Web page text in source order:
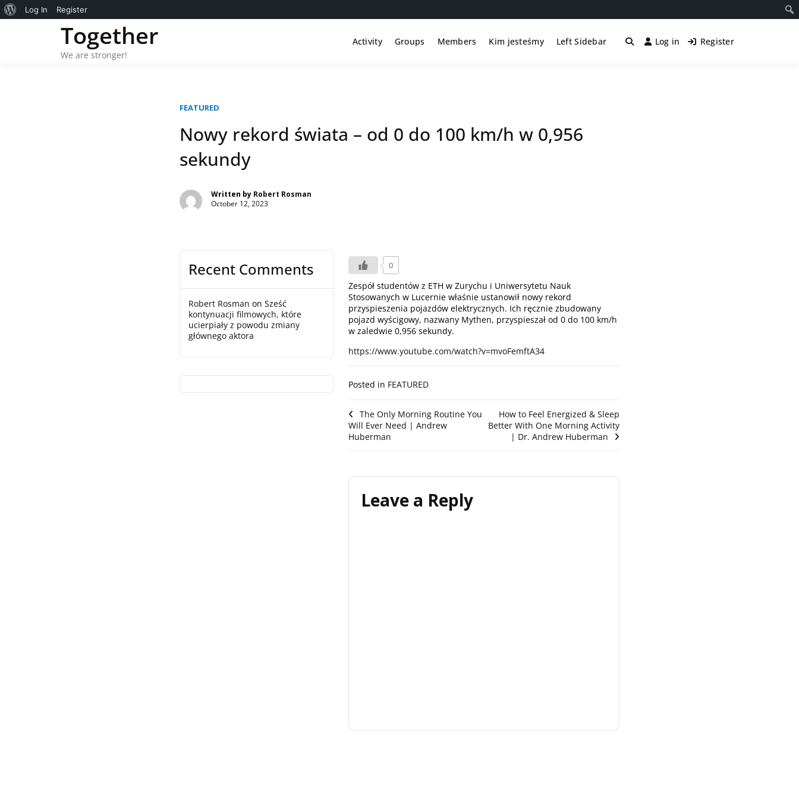
Together
We are stronger!
Activity Groups Members Kim jesteśmy Left Sidebar Log in Register
FEATURED
Nowy rekord świata – od 0 do 100 km/h w 0,956
sekundy
Written by Robert Rosman
October 12, 2023
Recent Comments
Robert Rosman on Sześć
kontynuacji filmowych, które
ucierpiały z powodu zmiany
głównego aktora
0
Zespół studentów z ETH w Zurychu i Uniwersytetu Nauk
Stosowanych w Lucernie właśnie ustanowił nowy rekord
przyspieszenia pojazdów elektrycznych. Ich ręcznie zbudowany
pojazd wyścigowy, nazwany Mythen, przyspieszał od 0 do 100 km/h
w zaledwie 0,956 sekundy.
https://www.youtube.com/watch?v=mvoFemftA34
Posted in FEATURED
Post
navigation
The Only Morning Routine You
Will Ever Need | Andrew
Huberman
How to Feel Energized & Sleep
Better With One Morning Activity
| Dr. Andrew Huberman
Leave a Reply
About
Log In Register